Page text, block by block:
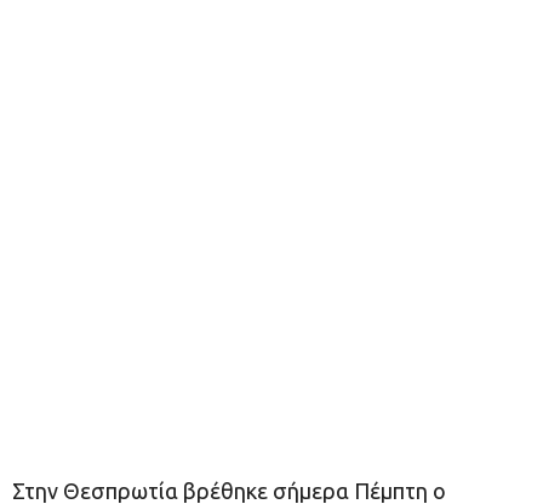
Στην Θεσπρωτία βρέθηκε σήμερα Πέμπτη ο